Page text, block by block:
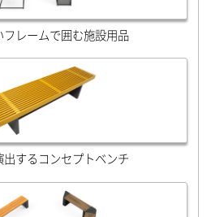
レームで囲む施設用品
出するコンセプトベンチ